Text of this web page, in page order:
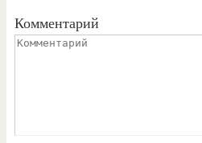
Комментарий